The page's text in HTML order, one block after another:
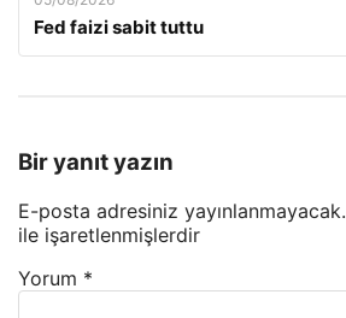
Fed faizi sabit tuttu
Bir yanıt yazın
E-posta adresiniz yayınlanmayacak.
ile işaretlenmişlerdir
Yorum *